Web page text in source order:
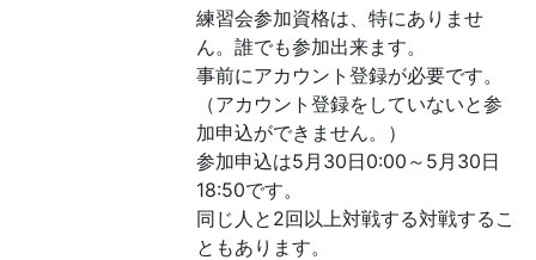
練習会参加資格は、特にありませ
ん。誰でも参加出来ます。
事前にアカウント登録が必要です。
（アカウント登録をしていないと参
加申込ができません。）
参加申込は5月30日0:00～5月30日
18:50です。
同じ人と2回以上対戦する対戦するこ
ともあります。